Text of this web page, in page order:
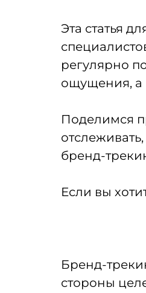
Эта статья
регулярно
ощущения, а
Поделимся
бренд-
Если вы
Бренд-
стороны